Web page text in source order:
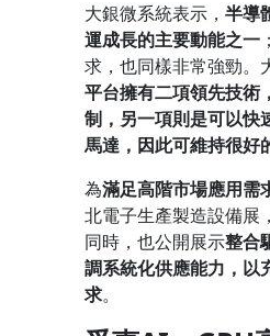
大銀微系統表示， 半導
運成長的主要動能之一
求，也同樣非常強勁。
平台擁有二項領先技術
制，另一項則是可以快
馬達，因此可維持很好
為滿足高階市場應用需
北電子生產製造設備展，
同時，也公開展示整合
調系統化供應能力，以
求。